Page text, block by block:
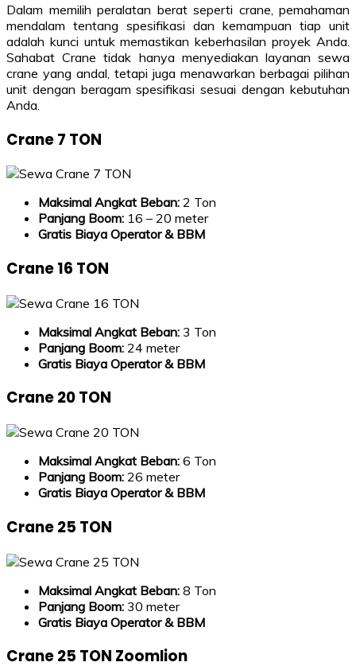
Dalam memilih peralatan berat seperti crane, pemahaman
mendalam tentang spesifikasi dan kemampuan tiap unit
adalah kunci untuk memastikan keberhasilan proyek Anda.
Sahabat Crane tidak hanya menyediakan layanan sewa
crane yang andal, tetapi juga menawarkan berbagai pilihan
unit dengan beragam spesifikasi sesuai dengan kebutuhan
Anda.
Crane 7 TON
Maksimal Angkat Beban: 2 Ton
Panjang Boom: 16 – 20 meter
Gratis Biaya Operator & BBM
Crane 16 TON
Maksimal Angkat Beban: 3 Ton
Panjang Boom: 24 meter
Gratis Biaya Operator & BBM
Crane 20 TON
Maksimal Angkat Beban: 6 Ton
Panjang Boom: 26 meter
Gratis Biaya Operator & BBM
Crane 25 TON
Maksimal Angkat Beban: 8 Ton
Panjang Boom: 30 meter
Gratis Biaya Operator & BBM
Crane 25 TON Zoomlion